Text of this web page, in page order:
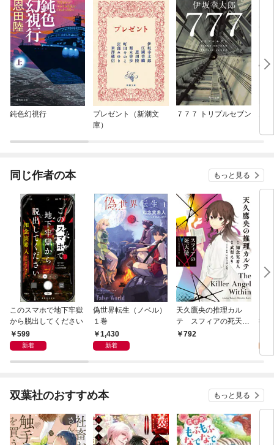
鈍色幻視行
プレゼント（新潮文
庫）
７７７ トリプルセブン
同じ作者の本 もっと見る
このスマホで地下牢獄
から脱出してください
599
新着
偽世界転生（ノベル）
１巻
1,430
新着
天久鷹央の推理カル
テ スフィアの死天使
（１）
792
後
シ
双葉社のおすすめ本 もっと見る